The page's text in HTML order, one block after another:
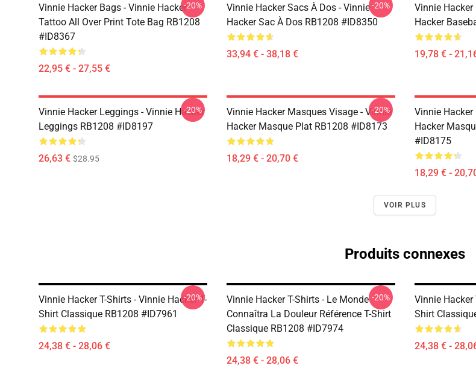
Vinnie Hacker Bags - Vinnie Hacker
Tattoo All Over Print Tote Bag RB1208
#ID8367
22,95 € - 27,55 €
-20%
Vinnie Hacker Sacs À Dos - Vinnie
Hacker Sac À Dos RB1208 #ID8350
33,94 € - 38,18 €
-20%
Vinnie Hacker
Hacker
19,78 € -
Vinnie Hacker Leggings - Vinnie Hacker
Leggings RB1208 #ID8197
26,63 € $28.95
-20%
Vinnie Hacker Masques Visage - Vinnie
Hacker Masque Plat RB1208 #ID8173
18,29 € - 20,70 €
-20%
Vinnie
Hacker
#ID8175
18,29 € -
VOIR PLUS
Produits connexes
Vinnie Hacker T-Shirts - Vinnie Hacker T-
Shirt Classique RB1208 #ID7961
24,38 € - 28,06 €
-20%
Vinnie Hacker T-Shirts - Le Monde
Connaîtra La Douleur Référence T-Shirt
Classique RB1208 #ID7974
24,38 € - 28,06 €
-20%
Vinnie Hacker
Shirt
24,38 € -